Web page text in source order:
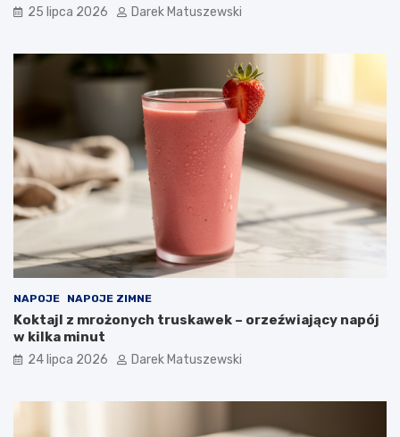
25 lipca 2026 Darek Matuszewski
NAPOJE NAPOJE ZIMNE
Koktajl z mrożonych truskawek – orzeźwiający napój
w kilka minut
24 lipca 2026 Darek Matuszewski